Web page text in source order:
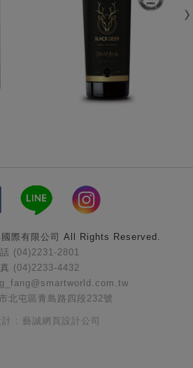
際有限公司 All Rights Reserved.
(04)2231-2801
(04)2233-4432
北屯區青島路四段232號
: 藝誠網頁設計公司